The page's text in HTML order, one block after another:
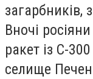
загарбників,
Вночі
ракет із С-
селище